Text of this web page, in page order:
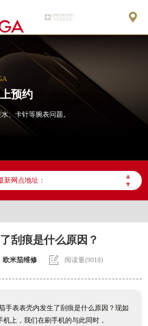

预约
、卡针等腕表问题。
▲
▼
网络优化升级公告
新网点地址：
天津市和平区赤峰道136号天津国际金融中心26层2603室欧米茄售后服务中心（需提前预约）
刮痕是什么原因？
欧米茄维修  阅读量(9018)
手表表壳内发生了刮痕是什么原因？现如
上，我们在刷手机的与此同时，